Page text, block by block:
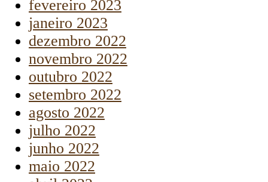
fevereiro 2023
janeiro 2023
dezembro 2022
novembro 2022
outubro 2022
setembro 2022
agosto 2022
julho 2022
junho 2022
maio 2022